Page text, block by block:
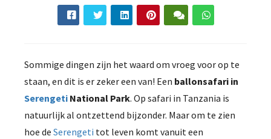
Sommige dingen zijn het waard om vroeg voor op te
staan, ​​en dit is er zeker een van! Een ballonsafari in
Serengeti National Park. Op safari in Tanzania is
natuurlijk al ontzettend bijzonder. Maar om te zien
hoe de Serengeti tot leven komt vanuit een